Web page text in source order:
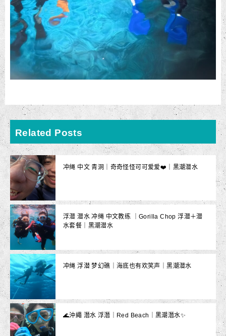
Related Posts
冲绳 中文 青洞｜奇奇怪怪可可爱爱❤️｜黑潮潜水
浮潜 潜水 冲绳 中文教练 ｜Gorilla Chop 浮潜＋潜
水套餐｜黑潮潜水
冲绳 浮潜 梦幻礁｜海底也有欢笑声｜黑潮潜水
🌊沖繩 潛水 浮潛｜Red Beach｜黑潮潛水✨